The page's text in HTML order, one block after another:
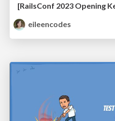
eileencodes